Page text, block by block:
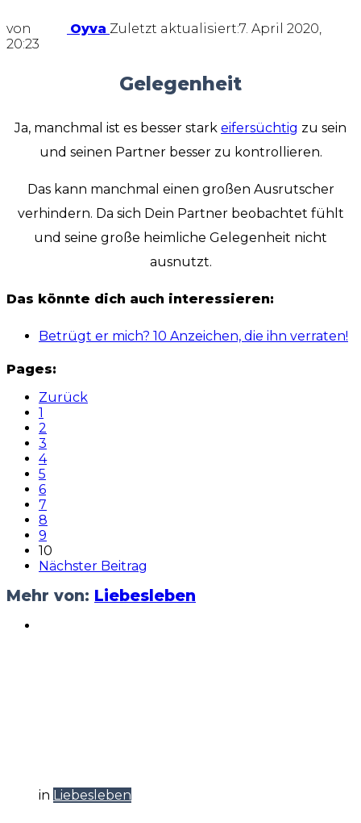
von Oyva Zuletzt aktualisiert:7. April 2020,
20:23
Gelegenheit
Ja, manchmal ist es besser stark eifersüchtig zu sein
und seinen Partner besser zu kontrollieren.
Das kann manchmal einen großen Ausrutscher
verhindern. Da sich Dein Partner beobachtet fühlt
und seine große heimliche Gelegenheit nicht
ausnutzt.
Das könnte dich auch interessieren:
Betrügt er mich? 10 Anzeichen, die ihn verraten!
Pages:
Zurück
1
2
3
4
5
6
7
8
9
10
Nächster Beitrag
Mehr von: Liebesleben
in Liebesleben